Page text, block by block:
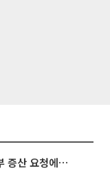
[특징주] “탄약 부족하다“ 美 국방부 증산 요청에⋯국내 방산주 급등세